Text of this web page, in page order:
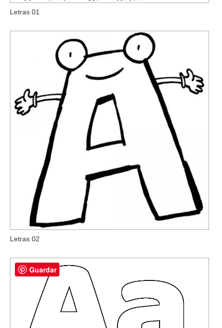
Letras 01
Letras 02
Guardar